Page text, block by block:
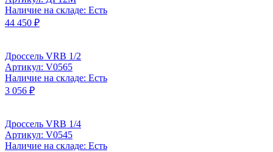
Наличие на складе: Есть
44 450 ₽
Дроссель VRB 1/2
Артикул: V0565
Наличие на складе: Есть
3 056 ₽
Дроссель VRB 1/4
Артикул: V0545
Наличие на складе: Есть